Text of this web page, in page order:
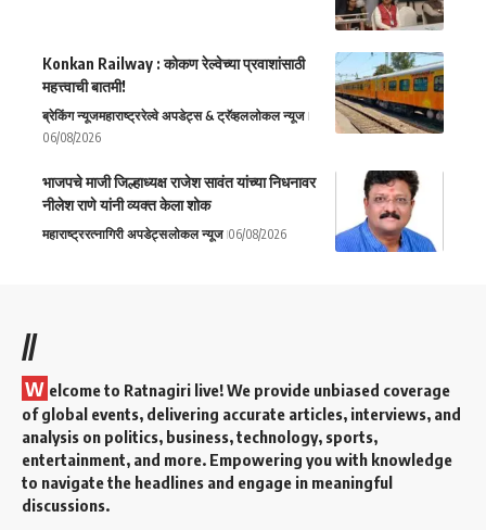
Konkan Railway : कोकण रेल्वेच्या प्रवाशांसाठी
महत्त्वाची बातमी!
ब्रेकिंग न्यूजमहाराष्ट्ररेल्वे अपडेट्स & ट्रॅव्हललोकल न्यूज
06/08/2026
भाजपचे माजी जिल्हाध्यक्ष राजेश सावंत यांच्या निधनावर
नीलेश राणे यांनी व्यक्त केला शोक
महाराष्ट्ररत्नागिरी अपडेट्सलोकल न्यूज 06/08/2026
//
W elcome to Ratnagiri live! We provide unbiased coverage
of global events, delivering accurate articles, interviews, and
analysis on politics, business, technology, sports,
entertainment, and more. Empowering you with knowledge
to navigate the headlines and engage in meaningful
discussions.